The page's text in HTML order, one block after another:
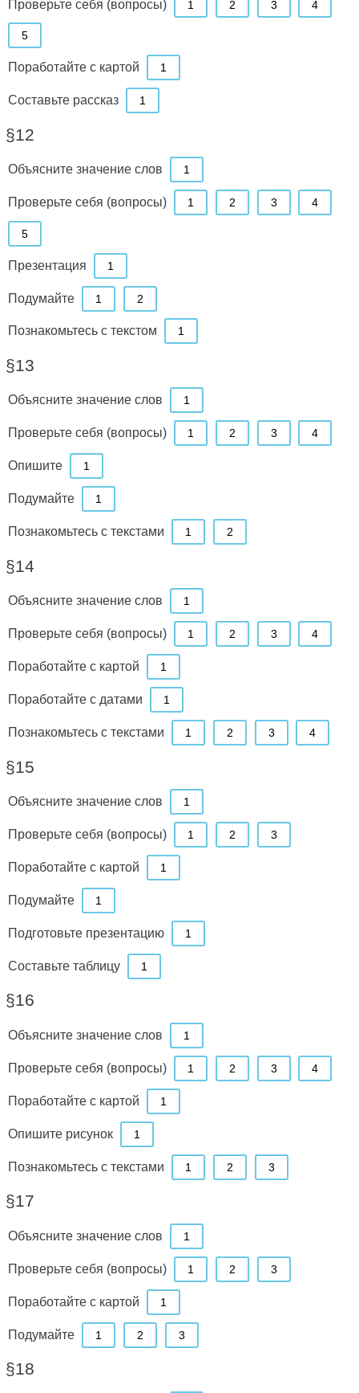
Проверьте себя (вопросы) 1 2 3 4
5
Поработайте с картой 1
Составьте рассказ 1
§12
Объясните значение слов 1
Проверьте себя (вопросы) 1 2 3 4
5
Презентация 1
Подумайте 1 2
Познакомьтесь с текстом 1
§13
Объясните значение слов 1
Проверьте себя (вопросы) 1 2 3 4
Опишите 1
Подумайте 1
Познакомьтесь с текстами 1 2
§14
Объясните значение слов 1
Проверьте себя (вопросы) 1 2 3 4
Поработайте с картой 1
Поработайте с датами 1
Познакомьтесь с текстами 1 2 3 4
§15
Объясните значение слов 1
Проверьте себя (вопросы) 1 2 3
Поработайте с картой 1
Подумайте 1
Подготовьте презентацию 1
Составьте таблицу 1
§16
Объясните значение слов 1
Проверьте себя (вопросы) 1 2 3 4
Поработайте с картой 1
Опишите рисунок 1
Познакомьтесь с текстами 1 2 3
§17
Объясните значение слов 1
Проверьте себя (вопросы) 1 2 3
Поработайте с картой 1
Подумайте 1 2 3
§18